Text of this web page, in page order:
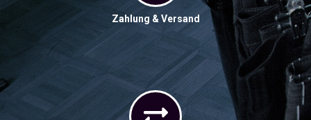
Zahlung & Versand